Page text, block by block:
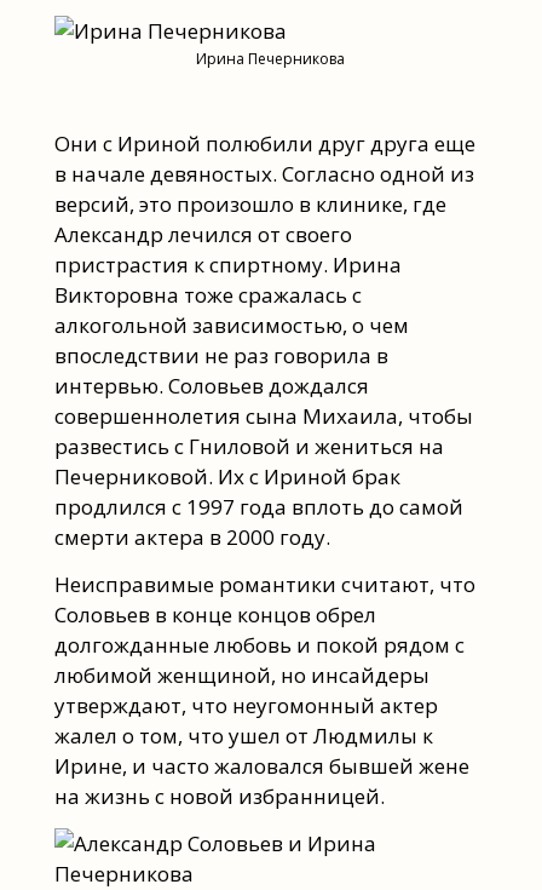
Ирина Печерникова
Они с Ириной полюбили друг друга еще
в начале девяностых. Согласно одной из
версий, это произошло в клинике, где
Александр лечился от своего
пристрастия к спиртному. Ирина
Викторовна тоже сражалась с
алкогольной зависимостью, о чем
впоследствии не раз говорила в
интервью. Соловьев дождался
совершеннолетия сына Михаила, чтобы
развестись с Гниловой и жениться на
Печерниковой. Их с Ириной брак
продлился с 1997 года вплоть до самой
смерти актера в 2000 году.
Неисправимые романтики считают, что
Соловьев в конце концов обрел
долгожданные любовь и покой рядом с
любимой женщиной, но инсайдеры
утверждают, что неугомонный актер
жалел о том, что ушел от Людмилы к
Ирине, и часто жаловался бывшей жене
на жизнь с новой избранницей.